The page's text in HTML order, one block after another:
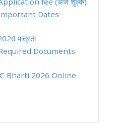
Dates
पात्रता
Documents
Bharti 2026 Online